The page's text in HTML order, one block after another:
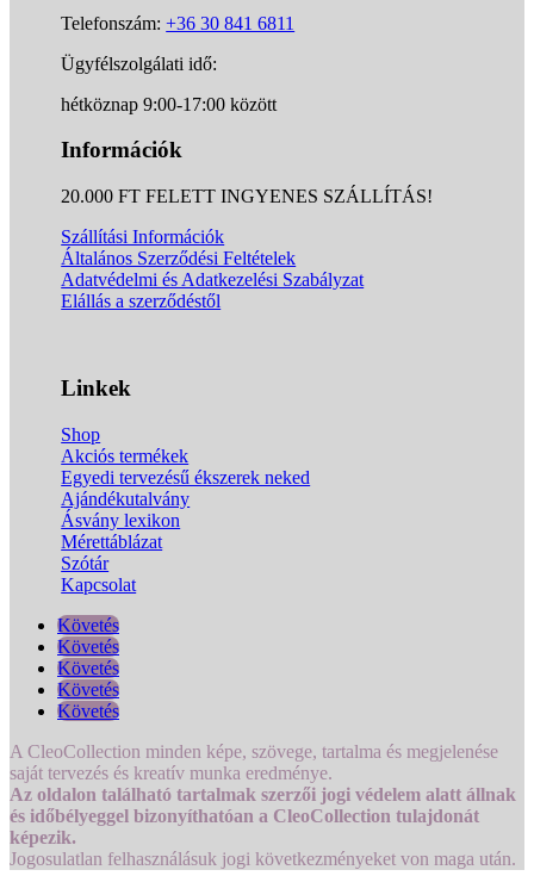
Telefonszám:+36 30 841 6811
Ügyfélszolgálati idő:
hétköznap 9:00-17:00 között
Információk
20.000 FT FELETT INGYENES SZÁLLÍTÁS!
Szállítási Információk
Általános Szerződési Feltételek
Adatvédelmi és Adatkezelési Szabályzat
Elállás a szerződéstől
Linkek
Shop
Akciós termékek
Egyedi tervezésű ékszerek neked
Ajándékutalvány
Ásvány lexikon
Mérettáblázat
Szótár
Kapcsolat
Követés
Követés
Követés
Követés
Követés
A CleoCollection minden képe, szövege, tartalma és megjelenése
saját tervezés és kreatív munka eredménye.
Az oldalon található tartalmak szerzői jogi védelem alatt állnak
és időbélyeggel bizonyíthatóan a CleoCollection tulajdonát
képezik.
Jogosulatlan felhasználásuk jogi következményeket von maga után.